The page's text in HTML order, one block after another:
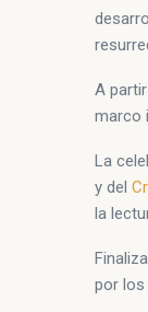
A
marco
La
y del
la
por los